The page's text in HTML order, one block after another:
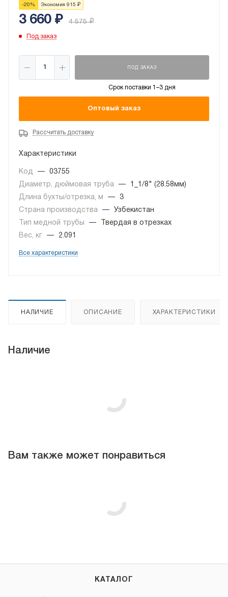
-20 % Экономия 915 ₽
3 660₽ 4 575₽
Под заказ
ПОД ЗАКАЗ
Срок поставки 1–3 дня
Оптовый заказ
Рассчитать доставку
Характеристики
Код —
03755
Диаметр, дюймовая труба
—
1_1/8" (28.58мм)
Длина бухты/отрезка, м
—
3
Страна производства
—
Узбекистан
Тип медной трубы
—
Твердая в отрезках
Вес, кг
— 2.091
Все характеристики
НАЛИЧИЕ ОПИСАНИЕ ХАРАКТЕРИСТИКИ
Наличие
Вам также может понравиться
КАТАЛОГ